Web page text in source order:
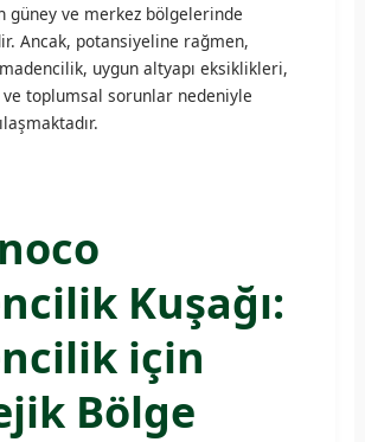
güney ve merkez bölgelerinde
Ancak, potansiyeline rağmen,
madencilik, uygun altyapı eksiklikleri,
toplumsal sorunlar nedeniyle
Kuşağı:
için
Bölge